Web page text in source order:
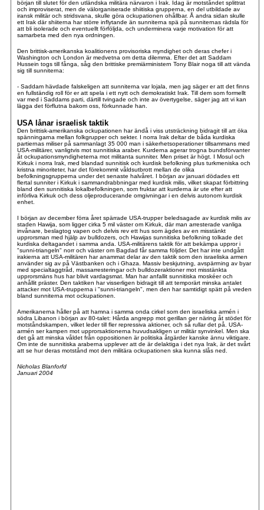
början till slutet för den utländska militära närvaron i Irak. Idag är motståndet splittrat
och improviserat, men de välorganiserade shiitiska grupperna, en del utbildade av
iransk militär och stridsvana, skulle göra ockupationen ohållbar. Å andra sidan skulle
ett Irak där shiiterna har större inflytande än sunniterna spä på sunniternas rädsla för
att bli isolerade och eventuellt förföljda, och underminera varje motivation för att
samarbeta med den nya ordningen.
Den brittisk-amerikanska koalitionens provisoriska myndighet och deras chefer i
Washington och London är medvetna om detta dilemma. Efter det att Saddam
Hussein togs till fånga, såg den brittiske premiärministern Tony Blair noga till att vända
sig till sunniterna:
- Saddam hävdade falskeligen att sunniterna var lojala, men jag säger er att det finns
en fullständig roll för er att spela i ett nytt och demokratiskt Irak. Till dem som formellt
var med i Saddams parti, därtill tvingade och inte av övertygelse, säger jag att vi kan
lägga det förflutna bakom oss, förkunnade han.
USA lånar israelisk taktik
Den brittisk-amerikanska ockupationen har ändå i viss utsträckning bidragit till att öka
spänningarna mellan folkgrupper och sekter. I norra Irak deltar de båda kurdiska
partiernas miliser på sammanlagt 35 000 man i säkerhetsoperationer tillsammans med
USA-militärer, vanligtvis mot sunnitiska araber. Kurderna agerar trogna bundsförvanter
åt ockupationsmyndigheterna mot militanta sunniter. Men priset är högt. I Mosul och
Kirkuk i norra Irak, med blandad sunnitisk och kurdisk befolkning plus turkmeniska och
kristna minoriteter, har det förekommit våldsutbrott mellan de olika
befolkningsgrupperna under det senaste halvåret. I början av januari dödades ett
flertal sunniter i Kirkuk i sammandrabbningar med kurdisk milis, vilket skapat förbittring
bland den sunnitiska lokalbefolkningen, som fruktar att kurderna är ute efter att
införliva Kirkuk och dess oljeproducerande omgivningar i en delvis autonom kurdisk
enhet.
I början av december förra året spärrade USA-trupper beledsagade av kurdisk milis av
staden Hawija, som ligger cirka 5 mil väster om Kirkuk, där man arresterade vanliga
invånare, beslagtog vapen och delvis rev ett hus som ägdes av en misstänkt
upprorsman med hjälp av bulldozers, och Hawijas sunnitiska befolkning tolkade det
kurdiska deltagandet i samma anda. USA-militärens taktik för att bekämpa uppror i
"sunni-triangeln" norr och väster om Bagdad får samma följder. Det har inte undgått
irakierna att USA-militären har anammat delar av den taktik som den israeliska armen
använder sig av på Västbanken och i Ghaza. Massiv beskjutning, avspärrning av byar
med specialtaggtråd, massarresteringar och bulldozeraktioner mot misstänkta
upprorsmäns hus har blivit vardagsmat. Man har anfallit sunnitiska moskéer och
anhållit präster. Den taktiken har visserligen bidragit till att temporärt minska antalet
attacker mot USA-trupperna i "sunni-triangeln", men den har samtidigt spätt på vreden
bland sunniterna mot ockupationen.
Amerikanerna håller på att hamna i samma onda cirkel som den israeliska armén i
södra Libanon i början av 80-talet: Hårda angrepp mot gerillan ger näring åt stödet för
motståndskampen, vilket leder till fler repressiva aktioner, och så rullar det på. USA-
armén ser kampen mot upprorsaktionerna huvudsakligen ur militär synvinkel. Men ska
det gå att minska våldet från oppositionen är politiska åtgärder kanske ännu viktigare.
Om inte de sunnitiska araberna upplever att de är delaktiga i det nya Irak, är det svårt
att se hur deras motstånd mot den militära ockupationen ska kunna slås ned.
Nicholas Blanforfd
Januari 2004